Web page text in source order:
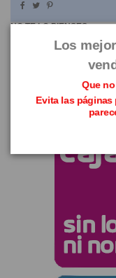
NO TE LO PIENSES
Los
Que
Evita las